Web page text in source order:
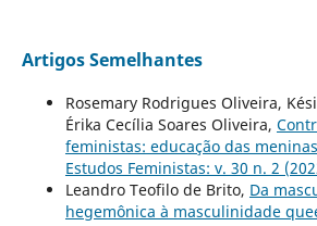
Artigos Semelhantes
Rosemary Rodrigues Oliveira,
Érika Cecília Soares Oliveira,
feministas: educação das
Estudos Feministas: v. 30 n. 2
Leandro Teofilo de Brito, Da
hegemônica à masculinidade